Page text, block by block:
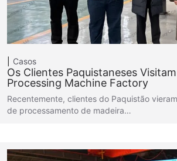
Casos
Os Clientes Paquistaneses
Processing Machine Factory
Recentemente, clientes do Paquistão
de processamento de madeira…